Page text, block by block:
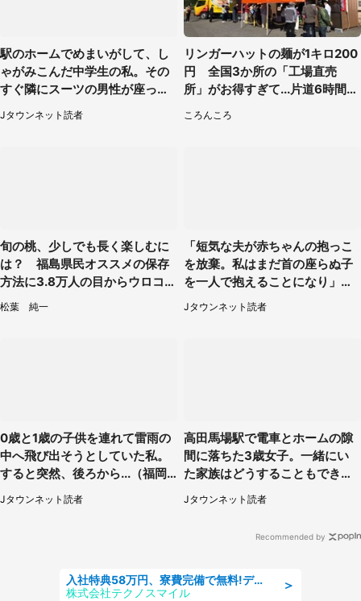
駅のホームでめまいがして、し
ゃがみこんだ中学生の私。その
すぐ隣にスーツの男性が座って
きて（千葉県・20代女性）
Jタウンネット読者
リンガーハットの麺が1キロ200
円 全国3か所の「工場直売
所」がお得すぎて...片道6時間か
ころんころ
旬の桃、少しでも長く楽しむに
は？ 福島県民オススメの保存
方法に3.8万人の目からウロコ
「全国民が知りたかった！」
松葉 純一
「短気な夫が赤ちゃんの抱っこ
を放棄。私はまだ首の座らぬ子
を一人で抱えることになり」
（岩手県・40代女性）
Jタウンネット読者
0歳と1歳の子供を連れて雷雨の
中へ飛び出そうとしていた私。
すると突然、後ろから...（福岡
県・30代女性）
Jタウンネット読者
高田馬場駅で電車とホームの隙
間に落ちた3歳女子。一緒にい
た家族はどうすることもできな
くて...（埼玉県・50代女性）
Jタウンネット読者
Recommended by
＞
入社特典58万円、寮費完備で無料!デンソーで働こう!自動車工場で小型部品の検査業務 denso aichi
株式会社テクノスマイル